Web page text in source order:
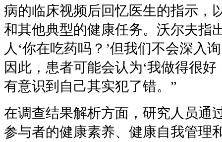
病的临床视频后回忆医生的指示，
和其他典型的健康任务。沃尔夫指
人 ‘你在吃药吗？ ’但我们不会深入
因此，患者可能会认为‘我做得很好
有意识到自己其实犯了错。 ”
在调查结果解析方面，研究人员通
参与者的健康素养、健康自我管理